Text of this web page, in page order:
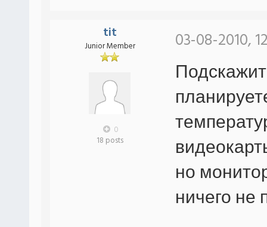
tit
Junior Member
0
18 posts
03-08-2010,
но
ничего не